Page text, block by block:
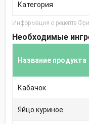
Информация о рецепте
Категория
Необходимые
Название продукта
Кабачок
Яйцо куриное